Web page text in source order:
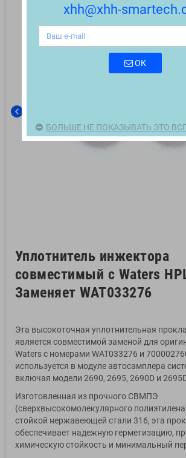
chevron_left
Уплотнитель инжектора
совместимый с Waters
Заменяет WAT033276
Эта высокоточная уплотнительная
является совместимой заменой для
Waters с номерами WAT033276 и
используется в модуле автосамплера
включая модели 2690, 2695, 2690D и
Изготовленная из прочного СВМПЭ
(сверхвысокомолекулярного
стойкой нержавеющей стали 316, эта
обеспечивает надежную герметизацию,
химическую стойкость и минимальный
xhh@xhh-
ОК
БОЛЬШЕ НЕ ПОКАЗЫВАТЬ ЭТО